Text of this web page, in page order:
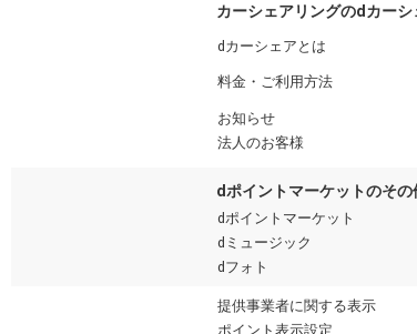
カーシェアリングのdカーシ
dカーシェアとは
料金・ご利用方法
お知らせ
法人のお客様
dポイントマーケットのその
dポイントマーケット
dミュージック
dフォト
提供事業者に関する表示
ポイント表示設定